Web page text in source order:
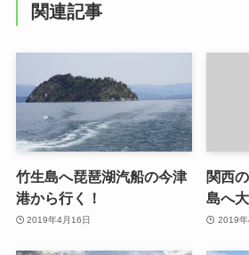
関連記事
竹生島へ琵琶湖汽船の今津
港から行く！
2019年4月16日
関西
島へ
2019年